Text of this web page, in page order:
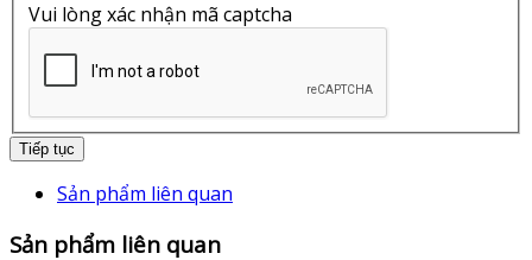
Vui lòng xác nhận mã captcha
Tiếp tục
Sản phẩm liên quan
Sản phẩm liên quan